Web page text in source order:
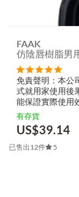
FAAK
仿陰唇樹脂男
免責聲明：本公
式就用家使用後
能保證實際使用
生產商無需要以
的損毀，受傷或
有存貨
US$39.14
已售出12件 5